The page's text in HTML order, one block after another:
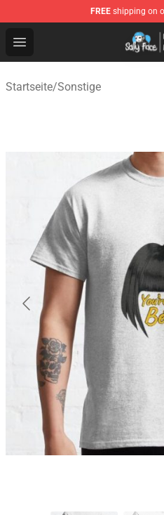
FREE shipping on
Open menu
Sally Face Store - Official
Startseite/Sonstige